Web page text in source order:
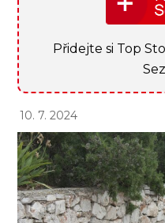
Přidejte si Top
10. 7. 2024